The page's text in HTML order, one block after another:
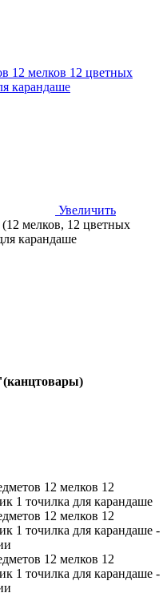
Увеличить
мелков, 12 цветных
карандаше